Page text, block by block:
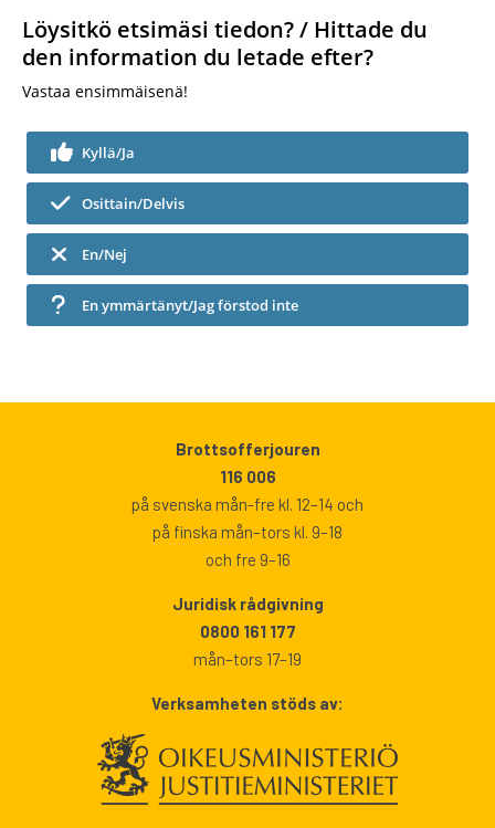
Löysitkö etsimäsi tiedon? / Hittade du
den information du letade efter?
Vastaa ensimmäisenä!
Kyllä/Ja
Osittain/Delvis
En/Nej
En ymmärtänyt/Jag förstod inte
Brottsofferjouren
116 006
på svenska mån-fre kl. 12–14 och
på finska mån–tors kl. 9–18
och fre 9–16
Juridisk rådgivning
0800 161 177
mån–tors 17–19
Verksamheten stöds av: